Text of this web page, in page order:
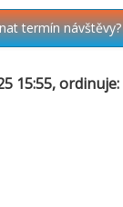
termín návštěvy?
15:55, ordinuje: